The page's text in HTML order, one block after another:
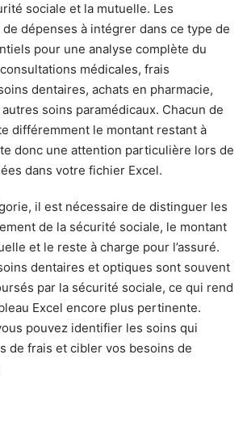
sociale et la mutuelle. Les
dépenses à intégrer dans ce type de
pour une analyse complète du
médicales, frais
dentaires, achats en pharmacie,
soins paramédicaux. Chacun de
différemment le montant restant à
donc une attention particulière lors de
dans votre fichier Excel.
il est nécessaire de distinguer les
de la sécurité sociale, le montant
et le reste à charge pour l’assuré.
dentaires et optiques sont souvent
par la sécurité sociale, ce qui rend
Excel encore plus pertinente.
pouvez identifier les soins qui
de frais et cibler vos besoins de